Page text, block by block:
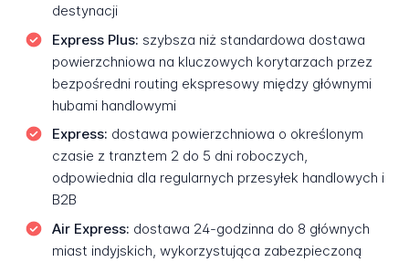
destynacji
Express Plus: szybsza niż standardowa dostawa
powierzchniowa na kluczowych korytarzach przez
bezpośredni routing ekspresowy między głównymi
hubami handlowymi
Express: dostawa powierzchniowa o określonym
czasie z tranztem 2 do 5 dni roboczych,
odpowiednia dla regularnych przesyłek handlowych i
B2B
Air Express: dostawa 24-godzinna do 8 głównych
miast indyjskich, wykorzystująca zabezpieczoną